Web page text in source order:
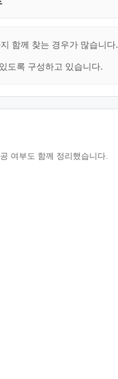
함께 찾는 경우가 많습니다.
도록 구성하고 있습니다.
여부도 함께 정리했습니다.